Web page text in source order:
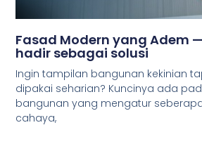
Fasad Modern yang Adem
hadir sebagai solusi
Ingin tampilan bangunan kekinian
dipakai seharian? Kuncinya ada
bangunan yang mengatur
cahaya,